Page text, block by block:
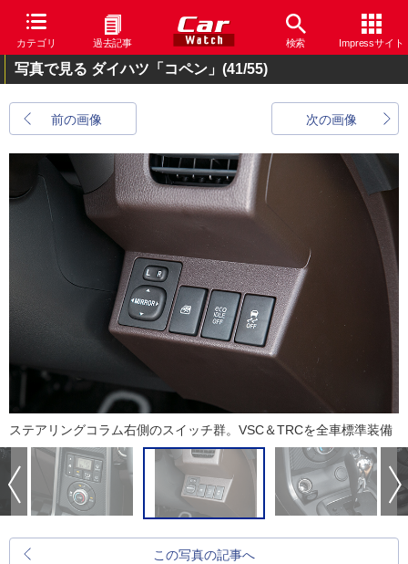
カテゴリ 過去記事 検索 Impressサイト
写真で見る ダイハツ「コペン」 (41/55)
前の画像 次の画像
ステアリングコラム右側のスイッチ群。VSC＆TRCを全車標準装備
この写真の記事へ